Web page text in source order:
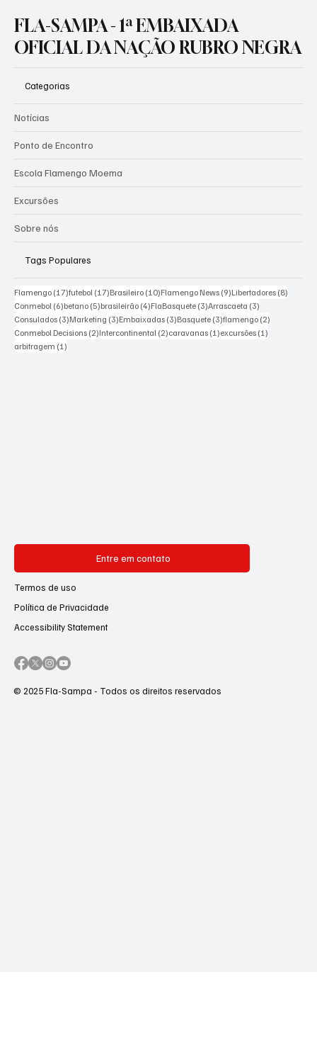
FLA-SAMPA - 1ª EMBAIXADA
OFICIAL DA NAÇÃO RUBRO NEGRA
Categorias
Notícias
Ponto de Encontro
Escola Flamengo Moema
Excursões
Sobre nós
Tags Populares
Flamengo (17)17 posts
futebol (17)17 posts
Brasileiro (10)10 posts
Flamengo News (9)9 posts
Libertadores (8)
Conmebol (6)6 posts
betano (5)5 posts
brasileirão (4)4 posts
FlaBasquete (3)3 posts
Arrascaeta (3)
Consulados (3)3 posts
Marketing (3)3 posts
Embaixadas (3)3 posts
Basquete (3)3 posts
flamengo (2)
Conmebol Decisions (2)2 posts
Intercontinental (2)2 posts
caravanas (1)1 post
excursões (1)
arbitragem (1)
Entre em contato
Termos de uso
Política de Privacidade
Accessibility Statement
© 2025 Fla-Sampa - Todos os direitos reservados